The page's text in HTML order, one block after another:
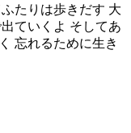
たりは歩きだす 大
ていくよ そしてあ
忘れるために生き